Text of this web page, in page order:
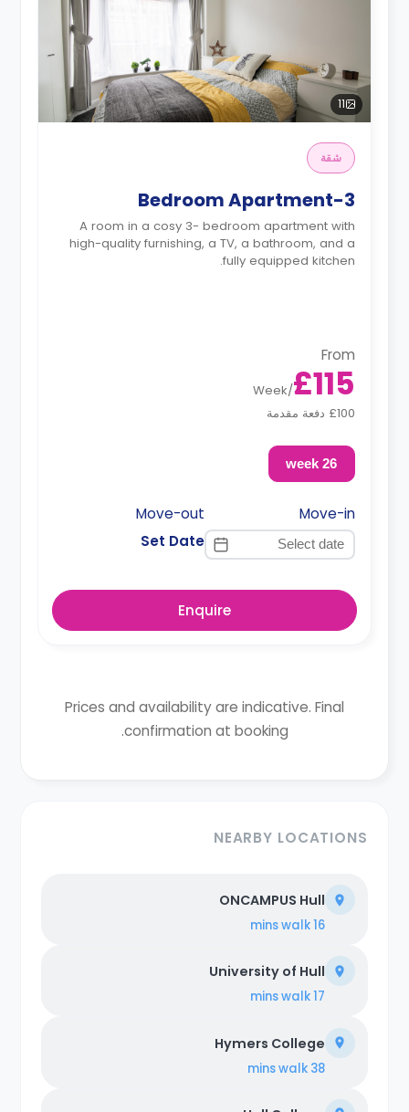
11
شقة
3-Bedroom Apartment
A room in a cosy 3- bedroom apartment with
high-quality furnishing, a TV, a bathroom, and a
fully equipped kitchen.
From
£115
/
Week
£100 دفعة مقدمة
26 week
Move-in
Move-out
Set Date
Enquire
Prices and availability are indicative. Final
confirmation at booking.
NEARBY LOCATIONS
ONCAMPUS Hull
16 mins
walk
University of Hull
17 mins
walk
Hymers College
38 mins
walk